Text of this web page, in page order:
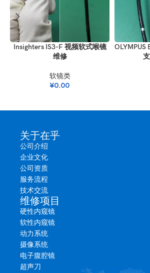
Insighters IS3-F 视频软式喉镜
维修
软镜类
¥0.00
OLYMPUS
关于在乎
公司介绍
企业文化
公司资质
服务流程
技术交流
维修项目
硬性内窥镜
软性内窥镜
动力系统
摄像系统
电子腹腔镜
超声刀